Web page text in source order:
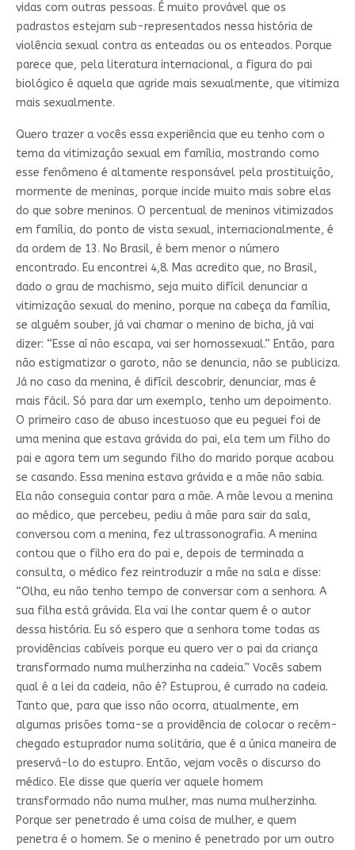
vidas com outras pessoas. É muito provável que os
padrastos estejam sub-representados nessa história de
violência sexual contra as enteadas ou os enteados. Porque
parece que, pela literatura internacional, a figura do pai
biológico é aquela que agride mais sexualmente, que vitimiza
mais sexualmente.
Quero trazer a vocês essa experiência que eu tenho com o
tema da vitimização sexual em família, mostrando como
esse fenômeno é altamente responsável pela prostituição,
mormente de meninas, porque incide muito mais sobre elas
do que sobre meninos. O percentual de meninos vitimizados
em família, do ponto de vista sexual, internacionalmente, é
da ordem de 13. No Brasil, é bem menor o número
encontrado. Eu encontrei 4,8. Mas acredito que, no Brasil,
dado o grau de machismo, seja muito difícil denunciar a
vitimização sexual do menino, porque na cabeça da família,
se alguém souber, já vai chamar o menino de bicha, já vai
dizer: “Esse aí não escapa, vai ser homossexual.” Então, para
não estigmatizar o garoto, não se denuncia, não se publiciza.
Já no caso da menina, é difícil descobrir, denunciar, mas é
mais fácil. Só para dar um exemplo, tenho um depoimento.
O primeiro caso de abuso incestuoso que eu peguei foi de
uma menina que estava grávida do pai, ela tem um filho do
pai e agora tem um segundo filho do marido porque acabou
se casando. Essa menina estava grávida e a mãe não sabia.
Ela não conseguia contar para a mãe. A mãe levou a menina
ao médico, que percebeu, pediu à mãe para sair da sala,
conversou com a menina, fez ultrassonografia. A menina
contou que o filho era do pai e, depois de terminada a
consulta, o médico fez reintroduzir a mãe na sala e disse:
“Olha, eu não tenho tempo de conversar com a senhora. A
sua filha está grávida. Ela vai lhe contar quem é o autor
dessa história. Eu só espero que a senhora tome todas as
providências cabíveis porque eu quero ver o pai da criança
transformado numa mulherzinha na cadeia.” Vocês sabem
qual é a lei da cadeia, não é? Estuprou, é currado na cadeia.
Tanto que, para que isso não ocorra, atualmente, em
algumas prisões toma-se a providência de colocar o recém-
chegado estuprador numa solitária, que é a única maneira de
preservá-lo do estupro. Então, vejam vocês o discurso do
médico. Ele disse que queria ver aquele homem
transformado não numa mulher, mas numa mulherzinha.
Porque ser penetrado é uma coisa de mulher, e quem
penetra é o homem. Se o menino é penetrado por um outro